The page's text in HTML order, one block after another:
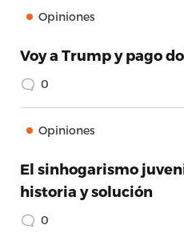
Opiniones
Voy a Trump y pago
0
Opiniones
El sinhogarismo
historia y solución
0